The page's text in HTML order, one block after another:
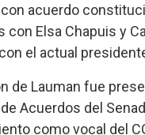
con acuerdo
con Elsa Chapuis y
el actual
de Lauman fue
Acuerdos del
como vocal del